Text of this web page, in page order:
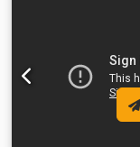
rodillos en pantalla